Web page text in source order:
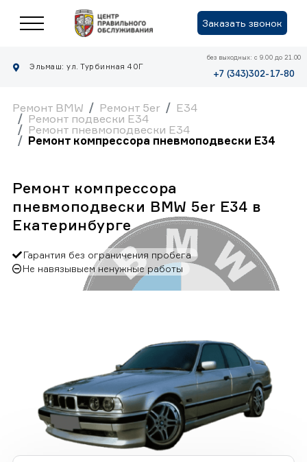
Заказать звонок
Эльмаш: ул. Турбинная 40Г
без выходных: с 9.00 до 21.00
+7 (343)302-17-80
Ремонт BMW Ремонт 5er
E34
Ремонт подвески E34
Ремонт пневмоподвески E34
Ремонт компрессора пневмоподвески E34
Ремонт компрессора
пневмоподвески BMW 5er E34 в
Екатеринбурге
Гарантия без ограничения пробега
Не навязывыем ненужные работы